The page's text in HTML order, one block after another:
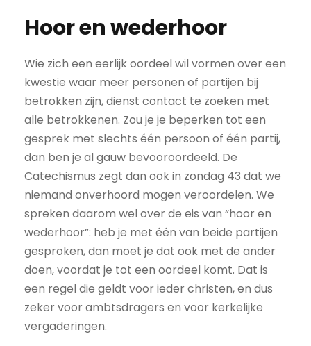
Hoor en wederhoor
Wie zich een eerlijk oordeel wil vormen over een
kwestie waar meer personen of partijen bij
betrokken zijn, dienst contact te zoeken met
alle betrokkenen. Zou je je beperken tot een
gesprek met slechts één persoon of één partij,
dan ben je al gauw bevooroordeeld. De
Catechismus zegt dan ook in zondag 43 dat we
niemand onverhoord mogen veroordelen. We
spreken daarom wel over de eis van “hoor en
wederhoor”: heb je met één van beide partijen
gesproken, dan moet je dat ook met de ander
doen, voordat je tot een oordeel komt. Dat is
een regel die geldt voor ieder christen, en dus
zeker voor ambtsdragers en voor kerkelijke
vergaderingen.